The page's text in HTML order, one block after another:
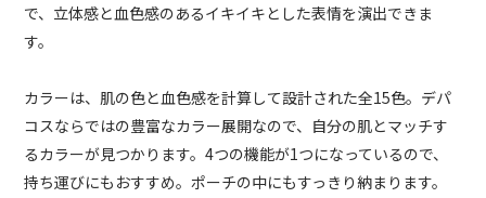
で、立体感と血色感のあるイキイキとした表情を演出できま
す。
カラーは、肌の色と血色感を計算して設計された全15色。デパ
コスならではの豊富なカラー展開なので、自分の肌とマッチす
るカラーが見つかります。4つの機能が1つになっているので、
持ち運びにもおすすめ。ポーチの中にもすっきり納まります。